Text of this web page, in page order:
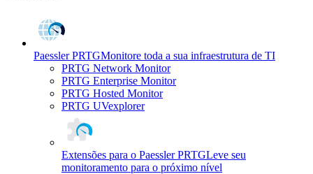
Paessler PRTGMonitore toda a sua infraestrutura de TI
PRTG Network Monitor
PRTG Enterprise Monitor
PRTG Hosted Monitor
PRTG UVexplorer
Extensões para o Paessler PRTGLeve seu
monitoramento para o próximo nível